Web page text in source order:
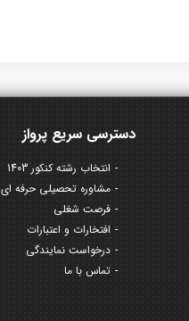
دسترسی سریع پرواز
انتخاب رشته کنکور 1403
مشاوره تحصیلی حرفه ای
فرصت شغلی
افتخارات و اعتبارات
درخواست نمایندگی
تماس با ما